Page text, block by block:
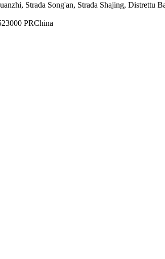
Strada Song'an, Strada Shajing, Distrettu
PRChina